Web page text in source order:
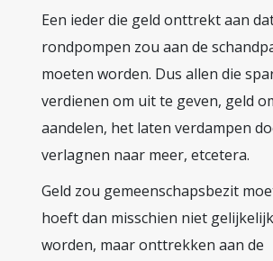
Een ieder die geld onttrekt aan
rondpompen zou aan de
moeten worden. Dus allen die
verdienen om uit te geven, geld
aandelen, het laten verdampen
verlagnen naar meer, etcetera.
Geld zou gemeenschapsbezit
hoeft dan misschien niet
worden, maar onttrekken aan de